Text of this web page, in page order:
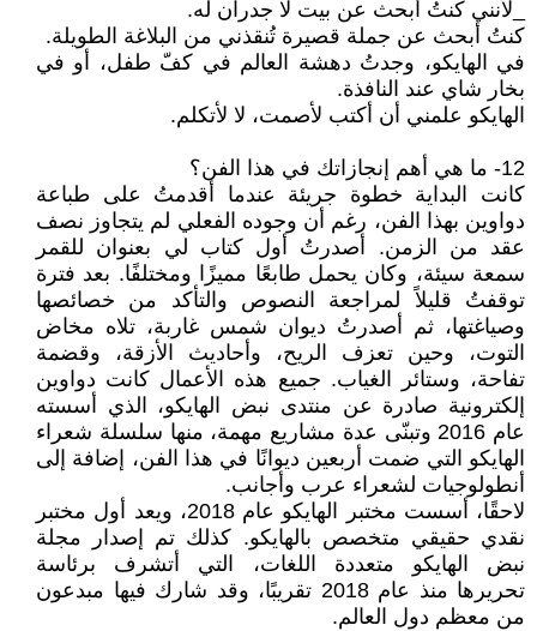
_لأنني كنتُ أبحث عن بيت لا جدران له.
كنتُ أبحث عن جملة قصيرة تُنقذني من البلاغة الطويلة.
في الهايكو، وجدتُ دهشة العالم في كفّ طفل، أو في
بخار شاي عند النافذة.
الهايكو علمني أن أكتب لأصمت، لا لأتكلم.
12- ما هي أهم إنجازاتك في هذا الفن؟
كانت البداية خطوة جريئة عندما أقدمتُ على طباعة
دواوين بهذا الفن، رغم أن وجوده الفعلي لم يتجاوز نصف
عقد من الزمن. أصدرتُ أول كتاب لي بعنوان للقمر
سمعة سيئة، وكان يحمل طابعًا مميزًا ومختلفًا. بعد فترة
توقفتُ قليلاً لمراجعة النصوص والتأكد من خصائصها
وصياغتها، ثم أصدرتُ ديوان شمس غاربة، تلاه مخاض
التوت، وحين تعزف الريح، وأحاديث الأزقة، وقضمة
تفاحة، وستائر الغياب. جميع هذه الأعمال كانت دواوين
إلكترونية صادرة عن منتدى نبض الهايكو، الذي أسسته
عام 2016 وتبنّى عدة مشاريع مهمة، منها سلسلة شعراء
الهايكو التي ضمت أربعين ديوانًا في هذا الفن، إضافة إلى
أنطولوجيات لشعراء عرب وأجانب.
لاحقًا، أسست مختبر الهايكو عام 2018، ويعد أول مختبر
نقدي حقيقي متخصص بالهايكو. كذلك تم إصدار مجلة
نبض الهايكو متعددة اللغات، التي أتشرف برئاسة
تحريرها منذ عام 2018 تقريبًا، وقد شارك فيها مبدعون
من معظم دول العالم.